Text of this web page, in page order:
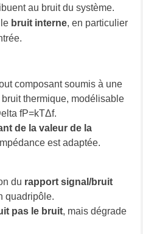
au bruit du système.
bruit interne, en particulier
composant soumis à une
thermique, modélisable
fP=kTΔf.
de la valeur de la
est adaptée.
du rapport signal/bruit
quadripôle.
pas le bruit, mais dégrade